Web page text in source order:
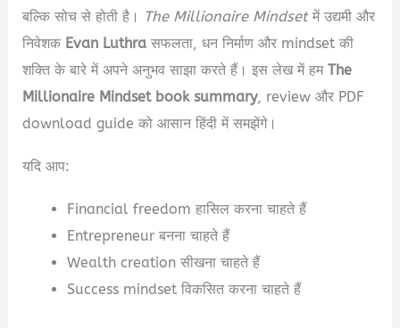
बल्कि सोच से होती है।
The Millionaire Mindsetमें उद्यमी और
निवेशक Evan Luthra सफलता, धन निर्माण और mindset की
शक्ति के बारे में अपने अनुभव साझा करते हैं। इस लेख में हमThe
Millionaire Mindset book summary, review और PDF
download guide को आसान हिंदी में समझेंगे।
यदि आप:
Financial freedom हासिल करना चाहते हैं
Entrepreneur बनना चाहते हैं
Wealth creation सीखना चाहते हैं
Success mindset विकसित करना चाहते हैं